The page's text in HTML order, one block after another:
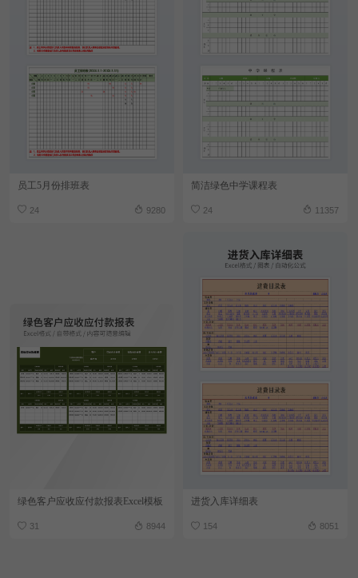
员工5月份排班表
24 9280
简洁绿色中学课程表
24 11357
绿色客户应收应付款报表Excel模板
31 8944
进货入库详细表
154 8051